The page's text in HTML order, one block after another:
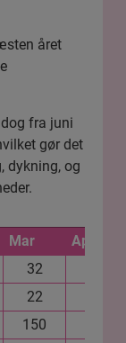
året
fra juni
gør det
dykning, og
Mar
Apr
32
22
150